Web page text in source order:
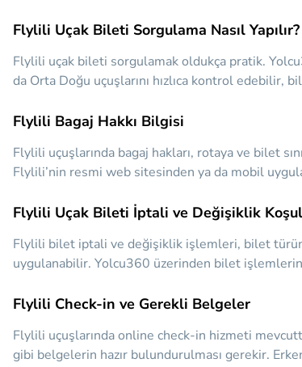
Flylili Uçak Bileti Sorgulama Nasıl Yapılır?
Flylili uçak bileti sorgulamak oldukça pratik.
da Orta Doğu uçuşlarını hızlıca kontrol
Flylili Bagaj Hakkı Bilgisi
Flylili uçuşlarında bagaj hakları, rotaya ve bilet
Flylili’nin resmi web sitesinden ya da mobil
Flylili Uçak Bileti İptali ve Değişiklik
Flylili bilet iptali ve değişiklik işlemleri, bilet
uygulanabilir. Yolcu360 üzerinden bilet
Flylili Check-in ve Gerekli Belgeler
Flylili uçuşlarında online check-in hizmeti
gibi belgelerin hazır bulundurulması gerekir.